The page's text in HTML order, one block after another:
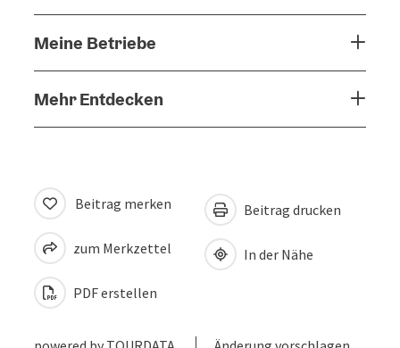
Meine Betriebe
Mehr Entdecken
Beitrag merken
zum Merkzettel
PDF erstellen
Beitrag drucken
In der Nähe